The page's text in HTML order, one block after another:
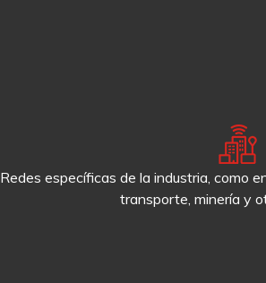
Redes específicas de la industria, como
transporte, minería y